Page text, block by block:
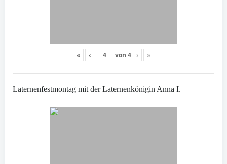
« ‹ von 4 › »
Laternenfestmontag mit der Laternenkönigin Anna I.